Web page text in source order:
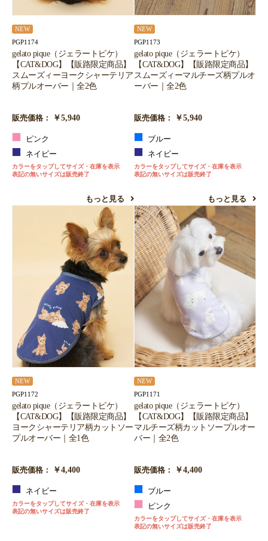
NEW
PGP1174
gelato pique（ジェラートピケ）
【CAT&DOG】【販路限定商品】
スムーズィーヨークシャーテリア
柄プルオーバー｜全2色
販売価格： ￥5,940
ピンク
ネイビー
カラーをタップしてサイズ・在庫を表示
表記の無いサイズは販売終了
もっと見る
NEW
PGP1173
gelato pique（ジェラートピケ）
【CAT&DOG】【販路限定商品】
スムーズィーマルチーズ柄プルオ
ーバー｜全2色
販売価格： ￥5,940
ブルー
ネイビー
カラーをタップしてサイズ・在庫を表示
表記の無いサイズは販売終了
もっと見る
NEW
PGP1172
gelato pique（ジェラートピケ）
【CAT&DOG】【販路限定商品】
ヨークシャーテリア柄カットソー
プルオーバー｜全1色
販売価格： ￥4,400
ネイビー
カラーをタップしてサイズ・在庫を表示
表記の無いサイズは販売終了
NEW
PGP1171
gelato pique（ジェラートピケ）
【CAT&DOG】【販路限定商品】
マルチーズ柄カットソープルオー
バー｜全2色
販売価格： ￥4,400
ブルー
ピンク
カラーをタップしてサイズ・在庫を表示
表記の無いサイズは販売終了